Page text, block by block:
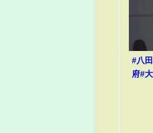
#八
府#